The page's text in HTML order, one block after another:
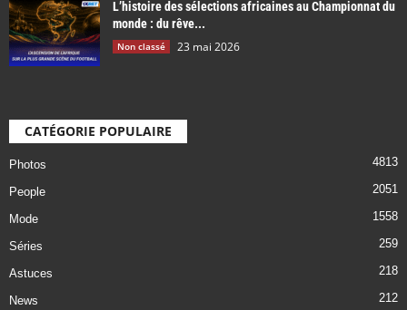
L’histoire des sélections africaines au Championnat du
monde : du rêve...
Non classé 23 mai 2026
CATÉGORIE POPULAIRE
Photos 4813
People 2051
Mode 1558
Séries 259
Astuces 218
News 212